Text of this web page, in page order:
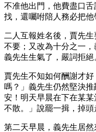
不准他出門，他費盡口
找，還囑咐陪人務必把他
二人互報姓名後，賈先
不要；又改為十分之一，
義先生生氣了，嚴詞拒絕
賈先生不知如何酬謝才
嗎？」義先生仍然堅決
安！明天早晨在下在某
不散。」說罷一揖，掉頭
第二天早晨，義先生居